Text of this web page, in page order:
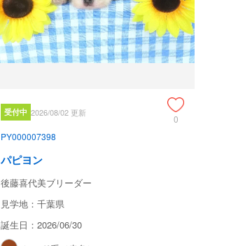
受付中 2026/08/02 更新
0
PY000007398
パピヨン
後藤喜代美ブリーダー
見学地：千葉県
誕生日：2026/06/30